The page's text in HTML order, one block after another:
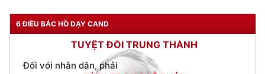
6 ĐIỀU BÁC HỒ DẠY CAND
Đối với nhân dân, phải
KÍNH TRỌNG LỄ PHÉP
Đối với công việc, phải